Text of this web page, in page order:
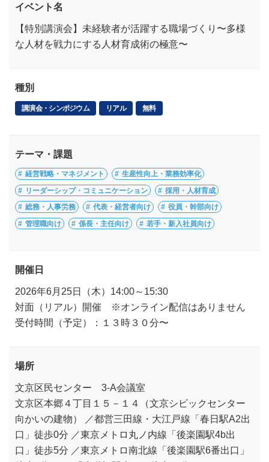
イベント名
【特別講演会】未経験者が活躍する職場づくり〜多様
な人材を戦力にする人材育成術の極意〜
種別
講演会・シンポジウム リアル 無料
テーマ・課題
経営戦略・マネジメント 生産性向上・業務効率化
リーダーシップ・コミュニケーション 採用・人材育成
総務・人事労務 代表・経営者向け 役員・幹部向け
管理職向け 係長・主任向け 若手・新入社員向け
開催日
2026年6月25日（木）14:00～15:30
対面（リアル）開催 ※オンライン配信はありません
受付時間（予定）：１３時３０分〜
場所
文京区民センター 3-A会議室
文京区本郷４丁目１５－１４（文京シビックセンター
向かいの建物） ／都営三田線・大江戸線「春日駅A2出
口」徒歩0分 ／東京メトロ丸ノ内線「後楽園駅4b出
口」徒歩5分 ／東京メトロ南北線「後楽園駅6番出口」